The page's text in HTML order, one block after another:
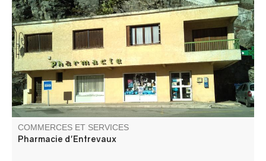
COMMERCES ET SERVICES
Pharmacie d'Entrevaux